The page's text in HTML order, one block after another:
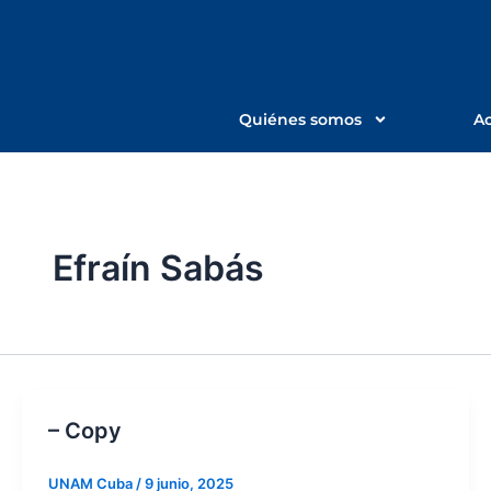
Quiénes somos
Efraín Sabás
– Copy
UNAM Cuba /9 junio, 2025